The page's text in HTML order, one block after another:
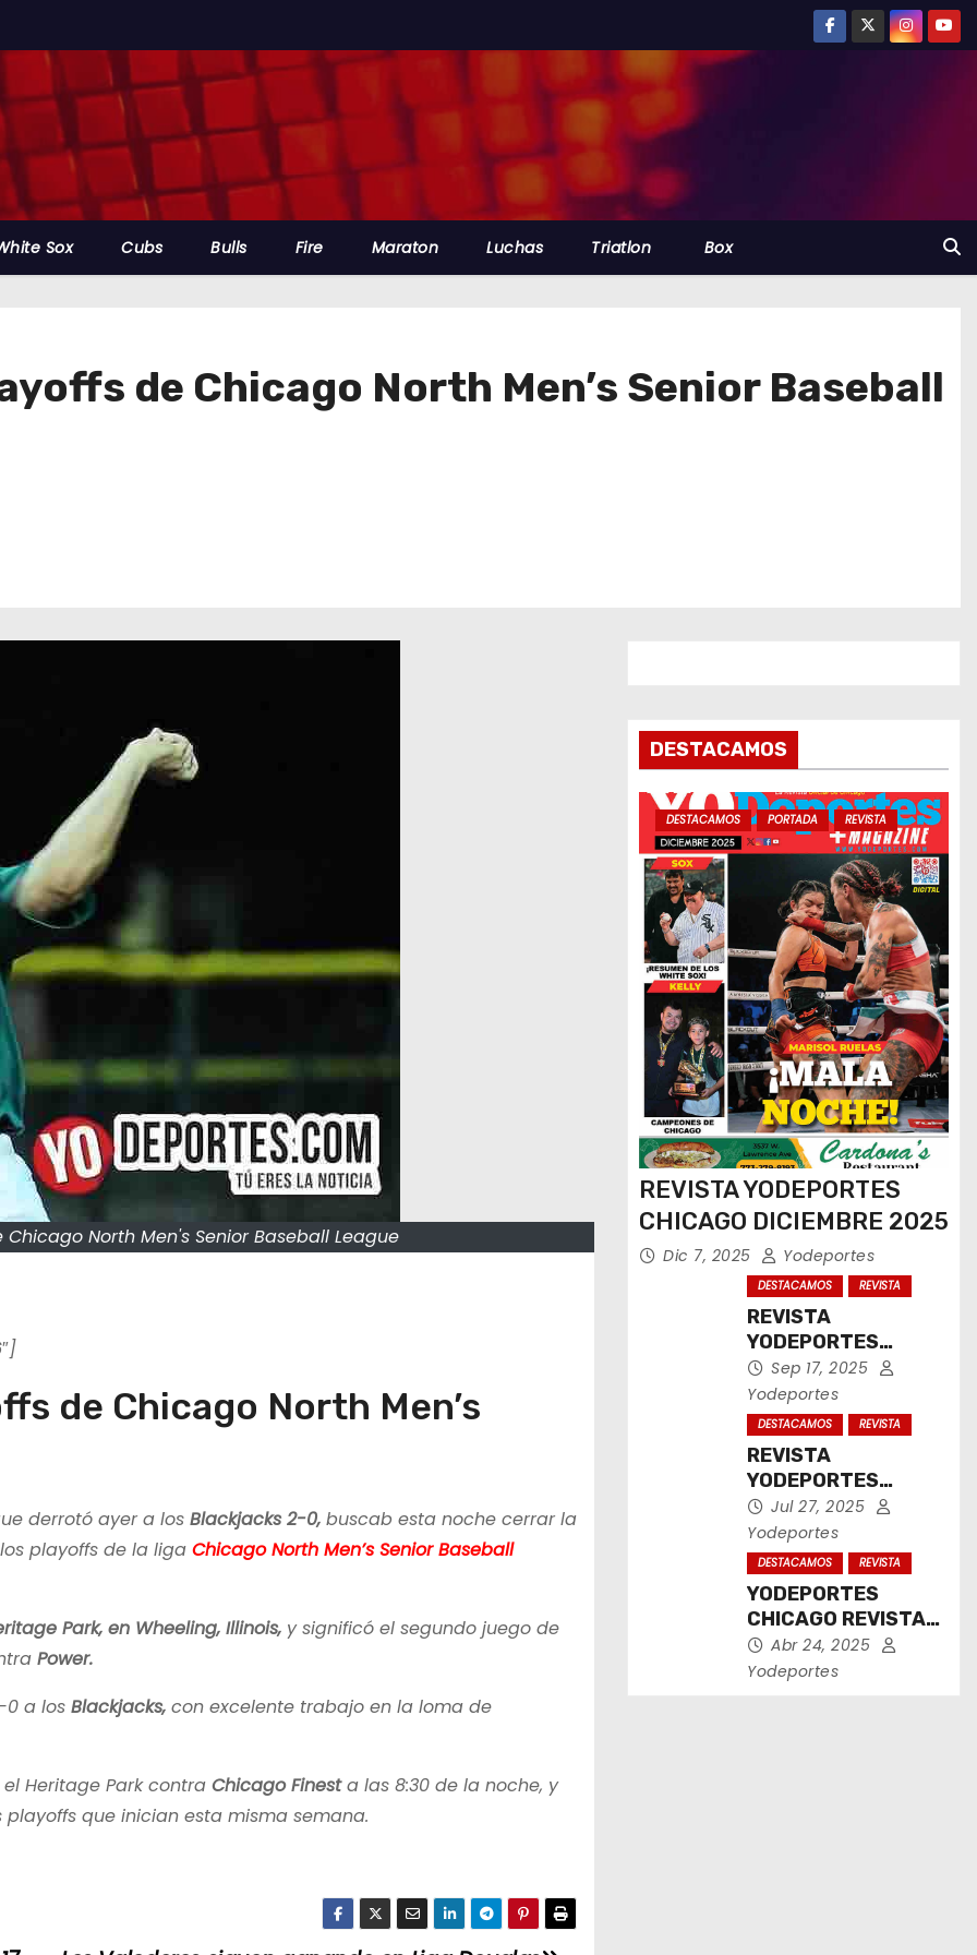
Sox Cubs Bulls Fire Maraton Luchas Triatlon Box
de Chicago North Men’s Senior Baseball
North Men's Senior Baseball League
de Chicago North Men’s
derrotó ayer a los Blackjacks 2-0, buscab esta noche cerrar la
playoffs de la liga Chicago North Men’s Senior Baseball
Park, en Wheeling, Illinois, y significó el segundo juego de
Power.
0 a los Blackjacks, con excelente trabajo en la loma de
Heritage Park contra Chicago Finesta las 8:30 de la noche, y
que inician esta misma semana.
DESTACAMOS
DESTACAMOS PORTADA REVISTA
REVISTA YODEPORTES
CHICAGO DICIEMBRE 2025
Dic 7, 2025 Yodeportes
DESTACAMOS REVISTA
REVISTA
YODEPORTES
CHICAGO
SEPTIEMBRE 2025
Sep 17, 2025
Yodeportes
DESTACAMOS REVISTA
REVISTA
YODEPORTES
CHICAGO JULIO
2025
Jul 27, 2025
Yodeportes
DESTACAMOS REVISTA
YODEPORTES
CHICAGO REVISTA
IMPRESA ABRIL
2025
Abr 24, 2025
Yodeportes